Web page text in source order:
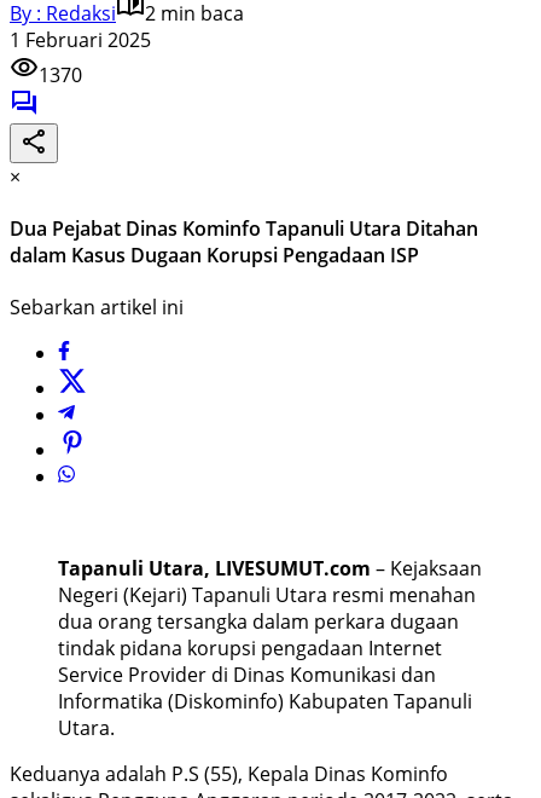
By : Redaksi
2 min baca
1 Februari 2025
1370
×
Dua Pejabat Dinas Kominfo Tapanuli Utara Ditahan
dalam Kasus Dugaan Korupsi Pengadaan ISP
Sebarkan artikel ini
Tapanuli Utara, LIVESUMUT.com – Kejaksaan
Negeri (Kejari) Tapanuli Utara resmi menahan
dua orang tersangka dalam perkara dugaan
tindak pidana korupsi pengadaan Internet
Service Provider di Dinas Komunikasi dan
Informatika (Diskominfo) Kabupaten Tapanuli
Utara.
Keduanya adalah P.S (55), Kepala Dinas Kominfo